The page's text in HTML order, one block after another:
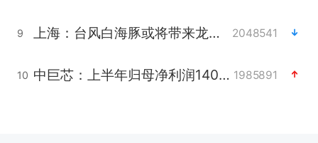
9 上海：台风白海豚或将带来龙卷风 2048541
10 中巨芯：上半年归母净利润1405.77万元 1985891